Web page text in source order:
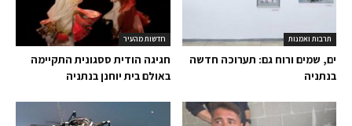
חדשות מהעיר
חגיגה הודית ססגונית התקיימה
באולם בית יוחנן בנתניה
תרבות ואמנות
ים, שמים ורוח גם: תערוכה חדשה
בנתניה